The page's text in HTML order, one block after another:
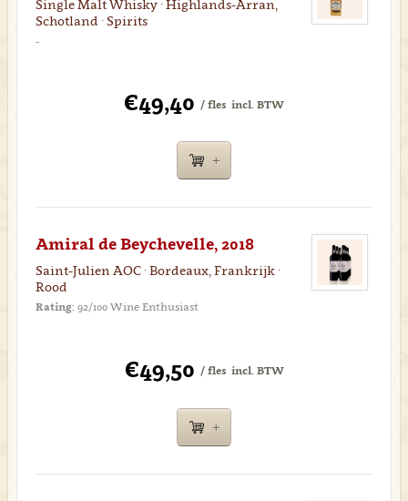
Single Malt Whisky · Highlands-Arran,
Schotland · Spirits
-
€49,40 / fles incl. BTW
Amiral de Beychevelle, 2018
Saint-Julien AOC · Bordeaux, Frankrijk ·
Rood
Rating: 92/100 Wine Enthusiast
€49,50 / fles incl. BTW